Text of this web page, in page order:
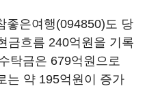
좋은여행(094850) 도 당
금흐름 240억원을 기록
탁금은 679억원으로
는 약 195억원이 증가